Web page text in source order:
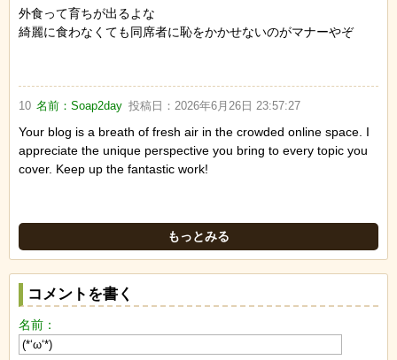
外食って育ちが出るよな
綺麗に食わなくても同席者に恥をかかせないのがマナーやぞ
10 名前：Soap2day 投稿日： 2026年6月26日 23:57:27
Your blog is a breath of fresh air in the crowded online space. I
appreciate the unique perspective you bring to every topic you
cover. Keep up the fantastic work!
もっとみる
コメントを書く
名前：